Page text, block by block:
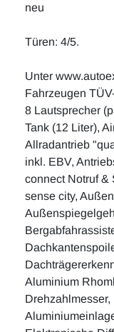
neu
Türen: 4/5.
Unter
Fahrzeugen
8 Lautsprecher
Tank (12 Liter),
Allradantrieb
inkl. EBV,
connect Notruf &
sense city,
Aluminium